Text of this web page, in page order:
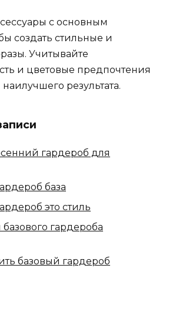
с основным
создать стильные и
Учитывайте
и цветовые предпочтения
результата.
гардероб для
база
это стиль
гардероба
базовый гардероб